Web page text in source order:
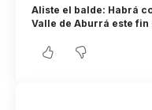
Aliste el balde: Habrá
Valle de Aburrá este fin